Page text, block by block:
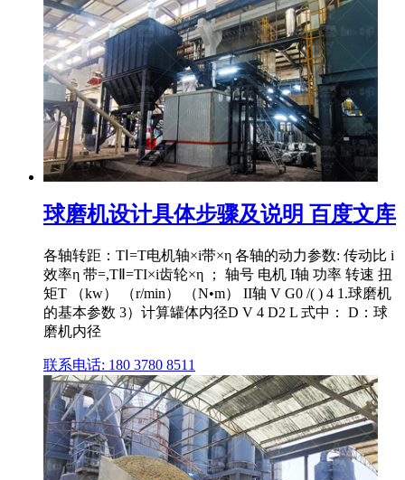
球磨机设计具体步骤及说明 百度文库
各轴转距：TⅠ=T电机轴×i带×η 各轴的动力参数: 传动比 i
效率η 带=,TⅡ=TI×i齿轮×η ； 轴号 电机 I轴 功率 转速 扭
矩T （kw） （r/min） （N•m） II轴 V G0 /( ) 4 1.球磨机
的基本参数 3）计算罐体内径D V 4 D2 L 式中： D：球
磨机内径
联系电话: 180 3780 8511